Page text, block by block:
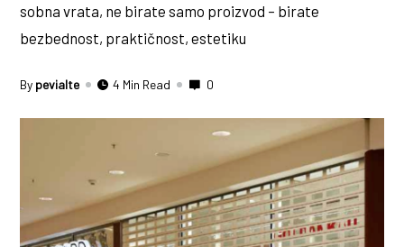
sobna vrata, ne birate samo proizvod – birate
bezbednost, praktičnost, estetiku
By pevialte 4 Min Read 0